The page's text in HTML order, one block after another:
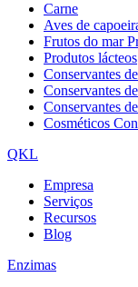
Carne
Aves de
Frutos do mar
Produtos lácteos
Conservantes
Conservantes
Conservantes
Cosméticos
QKL
Empresa
Serviços
Recursos
Blog
Enzimas